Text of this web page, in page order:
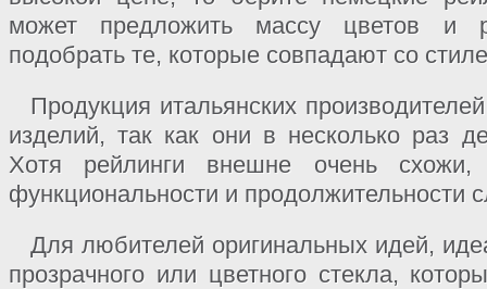
может предложить массу цветов и
подобрать те, которые совпадают со
Продукция итальянских
изделий, так как они в несколько раз
Хотя рейлинги внешне очень
функциональности и продолжительности
Для любителей оригинальных идей,
прозрачного или цветного стекла,